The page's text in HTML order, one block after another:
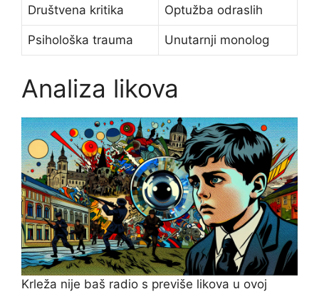
Društvena kritika Optužba odraslih
Psihološka trauma Unutarnji monolog
Analiza likova
Krleža nije baš radio s previše likova u ovoj